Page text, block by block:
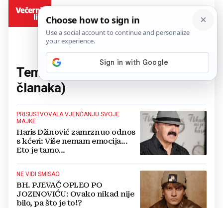
Tema:Haris Džinović(25
članaka)
PRISUSTVOVALA VJENČANJU SVOJE
MAJKE
Haris Džinović zamrznuo odnos
s kćeri: Više nemam emocija...
Eto je tamo...
NE VIDI SMISAO
BH. PJEVAČ OPLEO PO
JOZINOVIĆU: Ovako nikad nije
bilo, pa što je to!?